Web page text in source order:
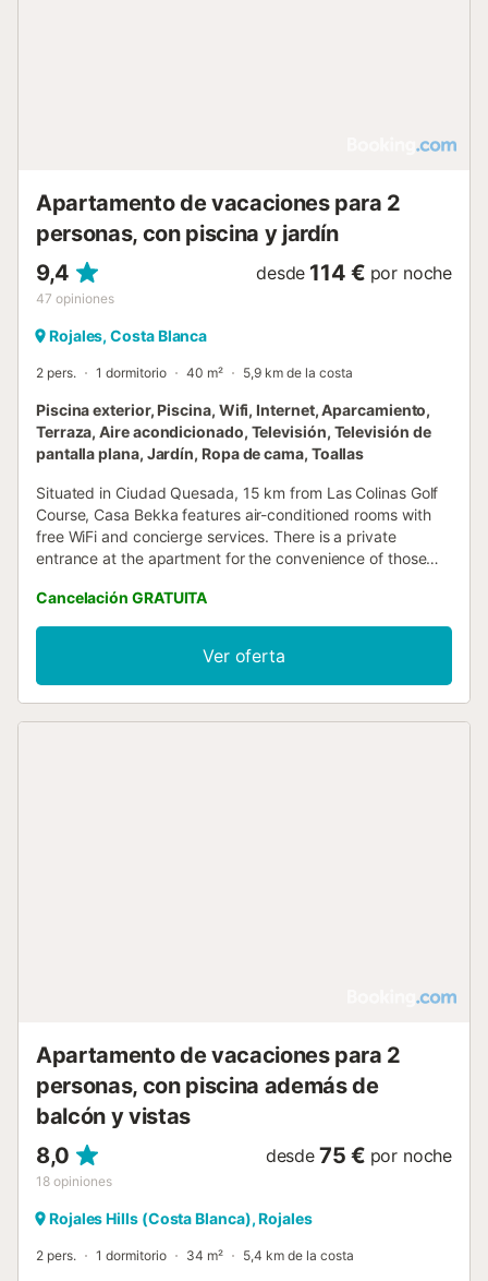
Apartamento de vacaciones para 2
personas, con piscina y jardín
9,4
47 opiniones
desde 114 € por noche
Rojales, Costa Blanca
2 pers. 1 dormitorio 40 m² 5,9 km de la costa
Piscina exterior, Piscina, Wifi, Internet, Aparcamiento,
Terraza, Aire acondicionado, Televisión, Televisión de
pantalla plana, Jardín, Ropa de cama, Toallas
Situated in Ciudad Quesada, 15 km from Las Colinas Golf
Course, Casa Bekka features air-conditioned rooms with
free WiFi and concierge services. There is a private
entrance at the apartment for the convenience of those
Cancelación GRATUITA
Ver oferta
Apartamento de vacaciones para 2
personas, con piscina además de
balcón y vistas
8,0
18 opiniones
desde 75 € por noche
Rojales Hills (Costa Blanca), Rojales
2 pers. 1 dormitorio 34 m² 5,4 km de la costa